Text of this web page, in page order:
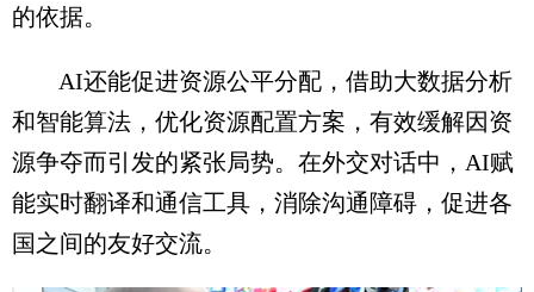
的依据。
AI还能促进资源公平分配，借助大数据分析
和智能算法，优化资源配置方案，有效缓解因资
源争夺而引发的紧张局势。在外交对话中，AI赋
能实时翻译和通信工具，消除沟通障碍，促进各
国之间的友好交流。